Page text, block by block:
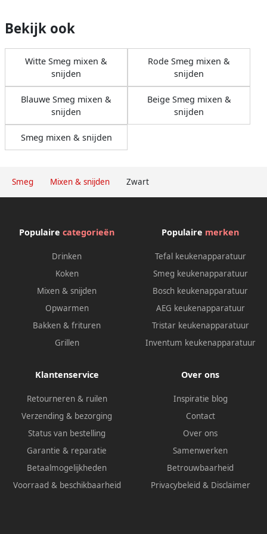
Smeg Mixen & snijden Zwart
Bekijk ook
Witte Smeg mixen &
snijden
Rode Smeg mixen &
snijden
Blauwe Smeg mixen &
snijden
Beige Smeg mixen &
snijden
Smeg mixen & snijden
Populaire categorieën
Drinken
Koken
Mixen & snijden
Opwarmen
Bakken & frituren
Grillen
Populaire merken
Tefal keukenapparatuur
Smeg keukenapparatuur
Bosch keukenapparatuur
AEG keukenapparatuur
Tristar keukenapparatuur
Inventum keukenapparatuur
Klantenservice
Retourneren & ruilen
Verzending & bezorging
Status van bestelling
Garantie & reparatie
Betaalmogelijkheden
Voorraad & beschikbaarheid
Over ons
Inspiratie blog
Contact
Over ons
Samenwerken
Betrouwbaarheid
Privacybeleid & Disclaimer